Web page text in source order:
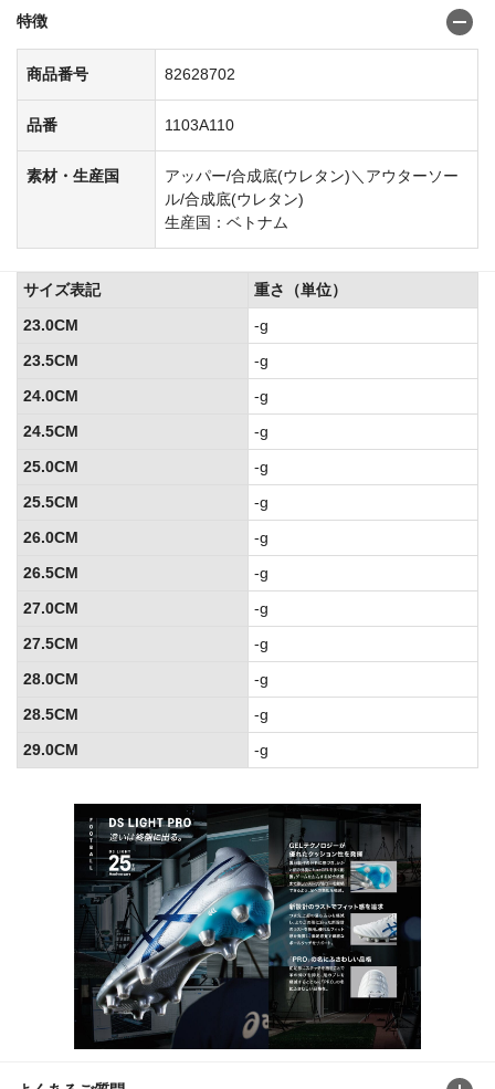
特徴
商品番号 82628702
品番 1103A110
素材・生産国
アッパー/合成底(ウレタン)＼アウターソー
ル/合成底(ウレタン)
生産国：ベトナム
サイズ表記
重さ（単位）
23.0CM
-g
23.5CM
-g
24.0CM
-g
24.5CM
-g
25.0CM
-g
25.5CM
-g
26.0CM
-g
26.5CM
-g
27.0CM
-g
27.5CM
-g
28.0CM
-g
28.5CM
-g
29.0CM
-g